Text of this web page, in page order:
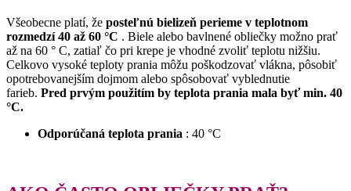
Všeobecne platí, že posteľnú bielizeň perieme v teplotnom
rozmedzí 40 až 60 °C . Biele alebo bavlnené obliečky možno prať
až na 60 ° C, zatiaľ čo pri krepe je vhodné zvoliť teplotu nižšiu.
Celkovo vysoké teploty prania môžu poškodzovať vlákna, pôsobiť
opotrebovanejším dojmom alebo spôsobovať vyblednutie
farieb. Pred prvým použitím by teplota prania mala byť min. 40
°C.
Odporúčaná teplota prania : 40 °C